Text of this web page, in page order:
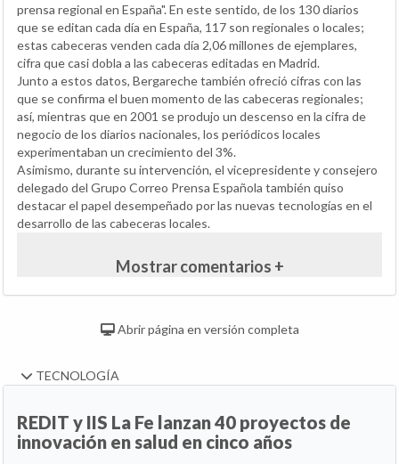
prensa regional en España". En este sentido, de los 130 diarios
que se editan cada día en España, 117 son regionales o locales;
estas cabeceras venden cada día 2,06 millones de ejemplares,
cifra que casi dobla a las cabeceras editadas en Madrid.
Junto a estos datos, Bergareche también ofreció cifras con las
que se confirma el buen momento de las cabeceras regionales;
así, mientras que en 2001 se produjo un descenso en la cifra de
negocio de los diarios nacionales, los periódicos locales
experimentaban un crecimiento del 3%.
Asimismo, durante su intervención, el vicepresidente y consejero
delegado del Grupo Correo Prensa Española también quiso
destacar el papel desempeñado por las nuevas tecnologías en el
desarrollo de las cabeceras locales.
Mostrar comentarios +
Abrir página en versión completa
TECNOLOGÍA
REDIT y IIS La Fe lanzan 40 proyectos de
innovación en salud en cinco años